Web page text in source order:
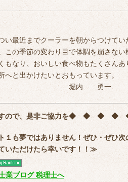
最近までクーラーを朝からつけてい
この季節の変わり目で体調を崩さない
なり、おいしい食べ物もたくさんあ
と出かけたいとおもっています。
一
ので、是非ご協力を◆ ◆ ◆
も夢ではありません！ぜひ・ぜひ次
いただけたら幸いです！！≫